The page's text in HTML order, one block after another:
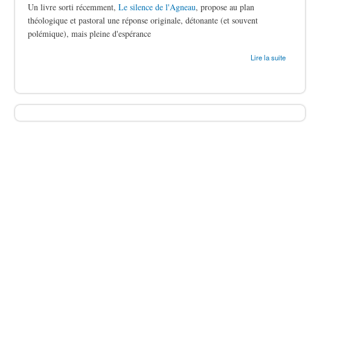
Un livre sorti récemment,Le silence de l'Agneau, propose au plan
théologique et pastoral une réponse originale, détonante (et souvent
polémique), mais pleine d'espérance
Lire la suite